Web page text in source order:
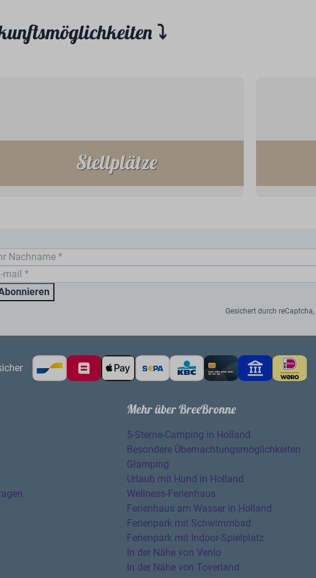
⤵
Stellplätze
Gesichert durch reCaptcha,
Mehr über BreeBronne
5-Sterne-Camping in Holland
Besondere Übernachtungsmöglichkeiten
Glamping
Urlaub mit Hund in Holland
Wellness-Ferienhaus
Ferienhaus am Wasser in Holland
Ferienpark mit Schwimmbad
Ferienpark mit Indoor-Spielplatz
In der Nähe von Venlo
In der Nähe von Toverland